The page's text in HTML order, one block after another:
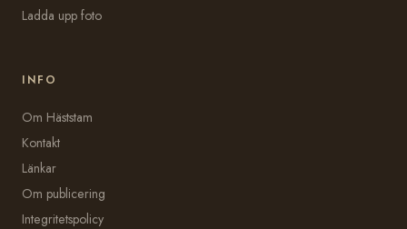
Ladda upp foto
INFO
Om Häststam
Kontakt
Länkar
Om publicering
Integritetspolicy